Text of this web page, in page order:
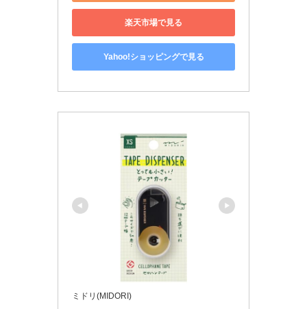
楽天市場で見る
Yahoo!ショッピングで見る
ミドリ(MIDORI)